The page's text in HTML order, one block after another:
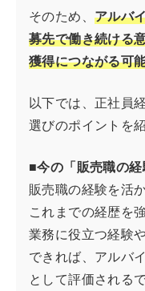
そのため、 アルバ
募先で働き続ける
獲得につながる可
以下では、正社員
選びのポイントを
■今の「販売職の
販売職の経験を活
これまでの経歴を
業務に役立つ経験
できれば、アルバ
として評価される